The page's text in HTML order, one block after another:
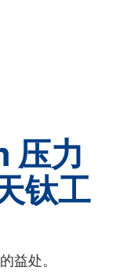
压力
钛工
益处。